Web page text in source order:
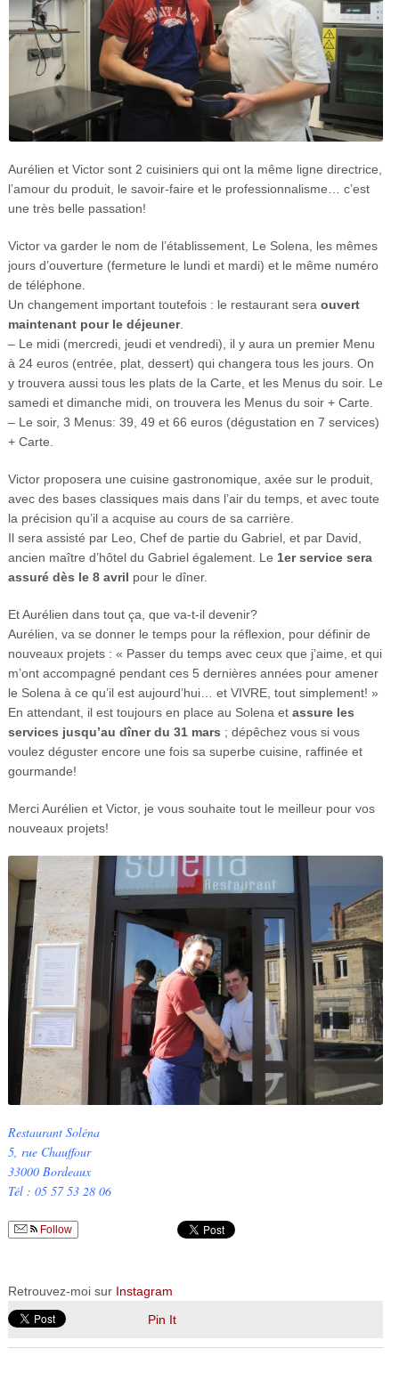
Aurélien et Victor sont 2 cuisiniers qui ont la même ligne directrice,
l’amour du produit, le savoir-faire et le professionnalisme… c’est
une très belle passation!
Victor va garder le nom de l’établissement, Le Solena, les mêmes
jours d’ouverture (fermeture le lundi et mardi) et le même numéro
de téléphone.
Un changement important toutefois : le restaurant sera ouvert
maintenant pour le déjeuner.
– Le midi (mercredi, jeudi et vendredi), il y aura un premier Menu
à 24 euros (entrée, plat, dessert) qui changera tous les jours. On
y trouvera aussi tous les plats de la Carte, et les Menus du soir. Le
samedi et dimanche midi, on trouvera les Menus du soir + Carte.
– Le soir, 3 Menus: 39, 49 et 66 euros (dégustation en 7 services)
+ Carte.
Victor proposera une cuisine gastronomique, axée sur le produit,
avec des bases classiques mais dans l’air du temps, et avec toute
la précision qu’il a acquise au cours de sa carrière.
Il sera assisté par Leo, Chef de partie du Gabriel, et par David,
ancien maître d’hôtel du Gabriel également. Le 1er service sera
assuré dès le 8 avril pour le dîner.
Et Aurélien dans tout ça, que va-t-il devenir?
Aurélien, va se donner le temps pour la réflexion, pour définir de
nouveaux projets : « Passer du temps avec ceux que j’aime, et qui
m’ont accompagné pendant ces 5 dernières années pour amener
le Solena à ce qu’il est aujourd’hui… et VIVRE, tout simplement! »
En attendant, il est toujours en place au Solena et assure les
services jusqu’au dîner du 31 mars ; dépêchez vous si vous
voulez déguster encore une fois sa superbe cuisine, raffinée et
gourmande!
Merci Aurélien et Victor, je vous souhaite tout le meilleur pour vos
nouveaux projets!
Restaurant Soléna
5, rue Chauffour
33000 Bordeaux
Tél : 05 57 53 28 06
Follow
Retrouvez-moi sur Instagram
Pin It